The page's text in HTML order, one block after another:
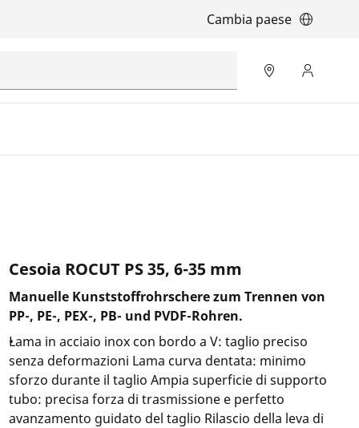
Cambia paese
Cesoia ROCUT PS 35, 6-35 mm
Manuelle Kunststoffrohrschere zum Trennen von
PP-, PE-, PEX-, PB- und PVDF-Rohren.
Lama in acciaio inox con bordo a V: taglio preciso
senza deformazioni Lama curva dentata: minimo
sforzo durante il taglio Ampia superficie di supporto
tubo: precisa forza di trasmissione e perfetto
avanzamento guidato del taglio Rilascio della leva di